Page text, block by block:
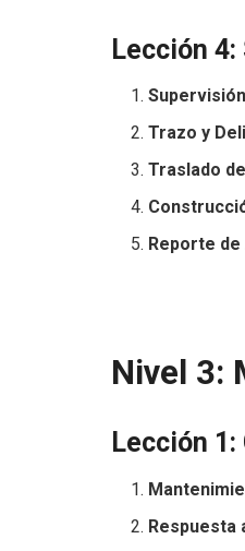
Lección
Trazo y
Traslado
Reporte
Nivel 3:
Lección 1:
Respuesta